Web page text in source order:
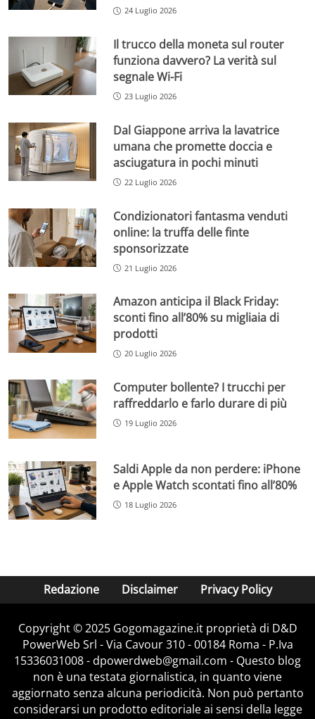
24 Luglio 2026
Il trucco della moneta sul router
funziona davvero? La verità sul
segnale Wi-Fi
23 Luglio 2026
Dal Giappone arriva la lavatrice
umana che promette doccia e
asciugatura in pochi minuti
22 Luglio 2026
Condizionatori fantasma venduti
online: la truffa delle finte
sponsorizzate
21 Luglio 2026
Amazon anticipa il Black Friday:
sconti fino all’80% su migliaia di
prodotti
20 Luglio 2026
Computer bollente? I trucchi per
raffreddarlo e farlo durare di più
19 Luglio 2026
Saldi Apple da non perdere: iPhone
e Apple Watch scontati fino all’80%
18 Luglio 2026
Redazione Disclaimer Privacy Policy
Copyright © 2025 Gogomagazine.it proprietà di D&D
PowerWeb Srl - Via Cavour 310 - 00184 Roma - P.Iva
15336031008 - dpowerdweb@gmail.com - Questo blog
non è una testata giornalistica, in quanto viene
aggiornato senza alcuna periodicità. Non può pertanto
considerarsi un prodotto editoriale ai sensi della legge